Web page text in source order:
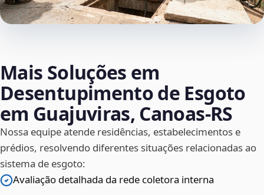
Mais Soluções em
Desentupimento de Esgoto
em Guajuviras, Canoas‑RS
Nossa equipe atende residências, estabelecimentos e
prédios, resolvendo diferentes situações relacionadas ao
sistema de esgoto:
Avaliação detalhada da rede coletora interna